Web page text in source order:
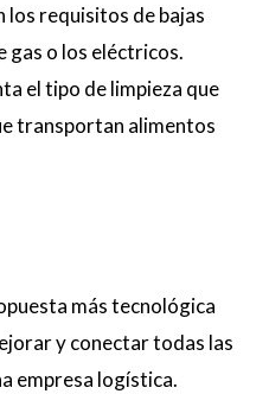
los requisitos de bajas
gas o los eléctricos.
el tipo de limpieza que
transportan alimentos
más tecnológica
y conectar todas las
empresa logística.